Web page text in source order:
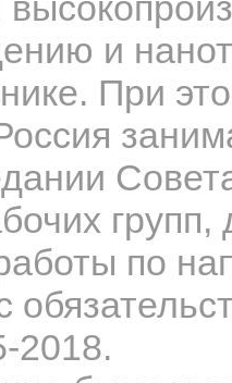
и
При
по
2018.